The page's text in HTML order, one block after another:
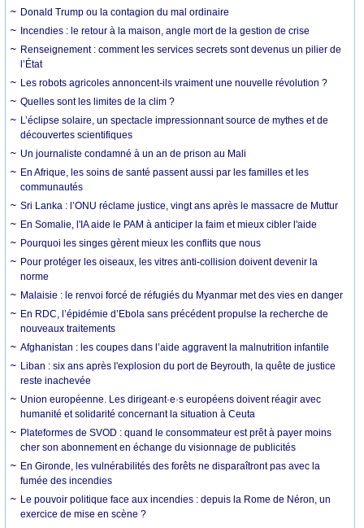
Donald Trump ou la contagion du mal ordinaire
Incendies : le retour à la maison, angle mort de la gestion de crise
Renseignement : comment les services secrets sont devenus un pilier de
l’État
Les robots agricoles annoncent-ils vraiment une nouvelle révolution ?
Quelles sont les limites de la clim ?
L’éclipse solaire, un spectacle impressionnant source de mythes et de
découvertes scientifiques
Un journaliste condamné à un an de prison au Mali
En Afrique, les soins de santé passent aussi par les familles et les
communautés
Sri Lanka : l’ONU réclame justice, vingt ans après le massacre de Muttur
En Somalie, l'IA aide le PAM à anticiper la faim et mieux cibler l'aide
Pourquoi les singes gèrent mieux les conflits que nous
Pour protéger les oiseaux, les vitres anti-collision doivent devenir la
norme
Malaisie : le renvoi forcé de réfugiés du Myanmar met des vies en danger
En RDC, l’épidémie d’Ebola sans précédent propulse la recherche de
nouveaux traitements
Afghanistan : les coupes dans l’aide aggravent la malnutrition infantile
Liban : six ans après l'explosion du port de Beyrouth, la quête de justice
reste inachevée
Union européenne. Les dirigeant·e·s européens doivent réagir avec
humanité et solidarité concernant la situation à Ceuta
Plateformes de SVOD : quand le consommateur est prêt à payer moins
cher son abonnement en échange du visionnage de publicités
En Gironde, les vulnérabilités des forêts ne disparaîtront pas avec la
fumée des incendies
Le pouvoir politique face aux incendies : depuis la Rome de Néron, un
exercice de mise en scène ?